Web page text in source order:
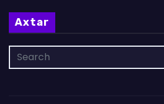
Axtar